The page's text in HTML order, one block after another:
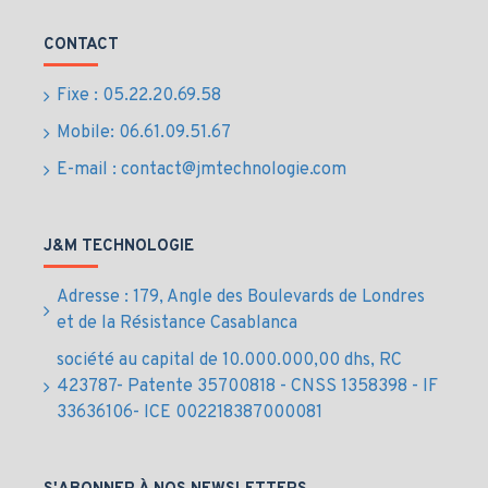
Connectivité : Wi-Fi 6, Bluetooth 5.2, USB-C, HDMI
Poids : 1,8 kg
Autonomie : jusqu’à 10 heures
Accessoires et options
Souris sans fil Dell Mobile
Extension de garantie Dell ProSupport
FAQ – Dell Inspiron 16 Core i5 / i7
LE DELL INSPIRON 16 EST-IL ADAPTÉ
AUX PROFESSIONNELS AU MAROC ?
Oui, le Dell Inspiron 16 Core i5 / i7 est conçu pour les
puissance, fiabilité et confort d’utilisation. Il répond aux
CONTACT
Fixe : 05.22.20.69.58
Mobile: 06.61.09.51.67
E-mail : contact@jmtechnologie.com
J&M TECHNOLOGIE
Adresse : 179, Angle des Boulevards de Londres
et de la Résistance Casablanca
société au capital de 10.000.000,00 dhs, RC
423787- Patente 35700818 - CNSS 1358398 - IF
33636106- ICE 002218387000081